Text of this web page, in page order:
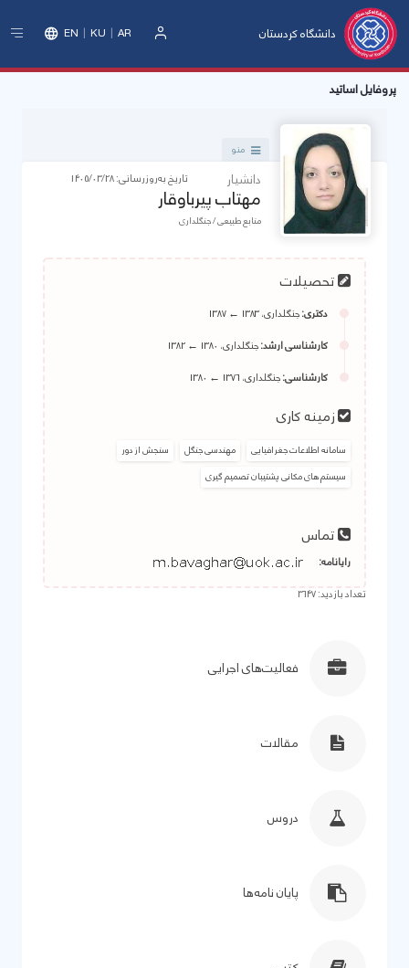
دانشگاه کردستان EN KU AR
پروفایل اساتید
منو
دانشیار تاریخ به‌روزرسانی: 1405/03/28
مهتاب پیرباوقار
منابع طبیعی / جنگلداری
تحصیلات
دکتری:جنگلداری،1383 ← 1387
کارشناسی ارشد:جنگلداری، 1380 ← 1382
کارشناسی:جنگلداری، 1376 ← 1380
زمینه کاری
سامانه اطلاعات جغرافیایی مهندسی جنگل
سنجش از دور
سیستم های مکانی پشتیبان تصمیم گیری
تماس
رایانامه:
تعداد بازدید: 3647
فعالیت‌های اجرایی
مقالات
دروس
پایان نامه‌ها